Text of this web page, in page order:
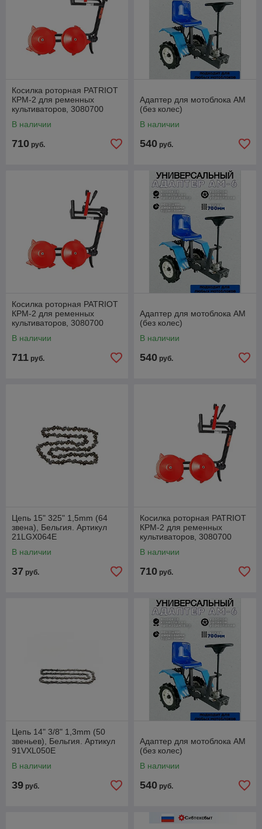
Косилка роторная PATRIOT
КРМ-2 для ременных
культиваторов, 3080700
В наличии
710 руб.
Адаптер для мотоблока АМ
(без колес)
В наличии
540 руб.
Косилка роторная PATRIOT
КРМ-2 для ременных
культиваторов, 3080700
В наличии
711 руб.
Адаптер для мотоблока АМ
(без колес)
В наличии
540 руб.
Цепь 15" 325" 1,5mm (64
звена), Бельгия. Артикул
21LGX064E
В наличии
37 руб.
Косилка роторная PATRIOT
КРМ-2 для ременных
культиваторов, 3080700
В наличии
710 руб.
Цепь 14" 3/8" 1,3mm (50
звеньев), Бельгия. Артикул
91VXL050E
В наличии
39 руб.
Адаптер для мотоблока АМ
(без колес)
В наличии
540 руб.